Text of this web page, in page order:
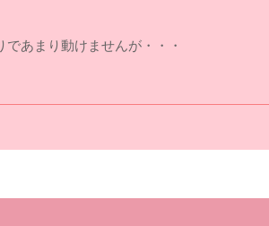
あまり動けませんが・・・